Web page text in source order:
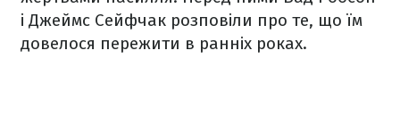
і Джеймс Сейфчак розповіли про те, що їм
довелося пережити в ранніх роках.